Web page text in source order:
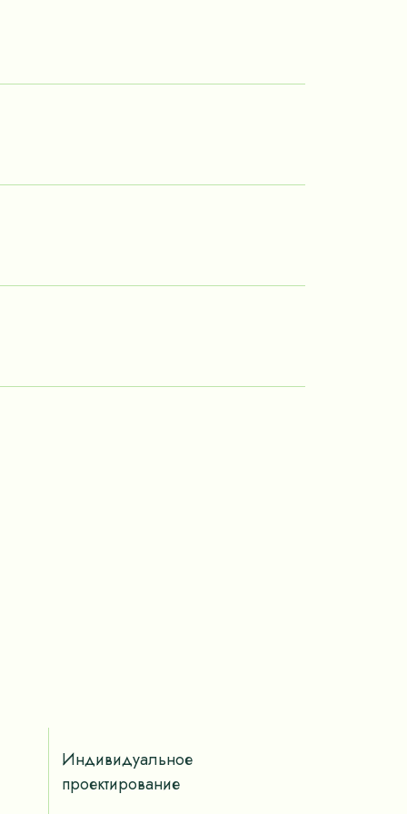
Индивидуальное
проектирование